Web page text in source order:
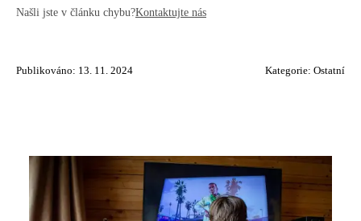
Našli jste v článku chybu?Kontaktujte nás
Publikováno: 13. 11. 2024 Kategorie: Ostatní